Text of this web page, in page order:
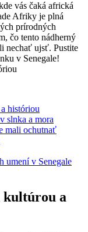
vás čaká africká
Afriky je plná
prírodných
čo tento nádherný
nechať ujsť. Pustite
v Senegale!
históriou
slnka a mora
mali ochutnať
umení v Senegale
kultúrou a